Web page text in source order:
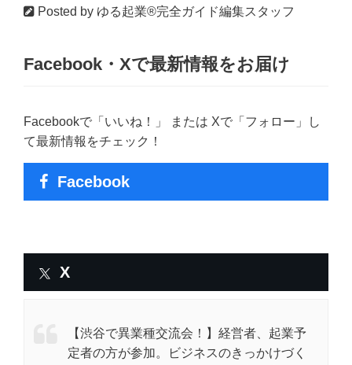
Posted by ゆる起業®完全ガイド編集スタッフ
Facebook・Xで最新情報をお届け
Facebookで「いいね！」 または Xで「フォロー」し
て最新情報をチェック！
Facebook
X
【渋谷で異業種交流会！】経営者、起業予
定者の方が参加。ビジネスのきっかけづく